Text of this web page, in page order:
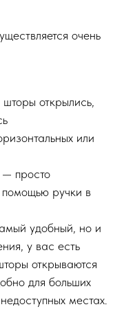
очень
открылись,
или
просто
ручки в
удобный, но и
у вас есть
открываются
для больших
местах.